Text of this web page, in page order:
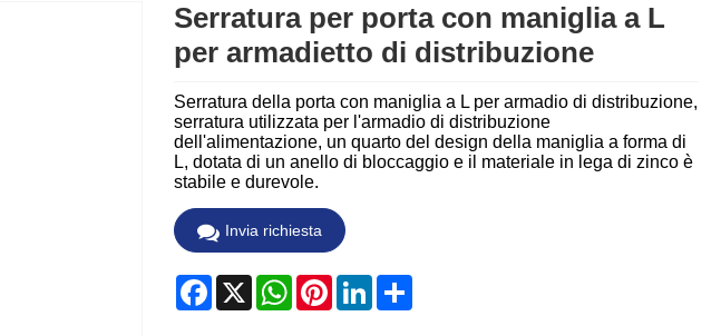
Polski
Svenska
Serratura per porta con maniglia a L
per armadietto di distribuzione
Serratura della porta con maniglia a L per armadio di distribuzione,
serratura utilizzata per l'armadio di distribuzione
dell'alimentazione, un quarto del design della maniglia a forma di
L, dotata di un anello di bloccaggio e il materiale in lega di zinco è
stabile e durevole.
Invia richiesta
Facebook
X WhatsApp
PinterestLinkedInShare